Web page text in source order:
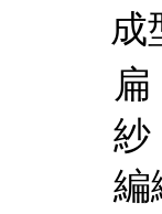
成
扁
紗
編